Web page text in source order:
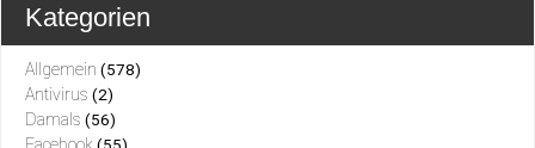
Kategorien
Allgemein (578)
Antivirus (2)
Damals (56)